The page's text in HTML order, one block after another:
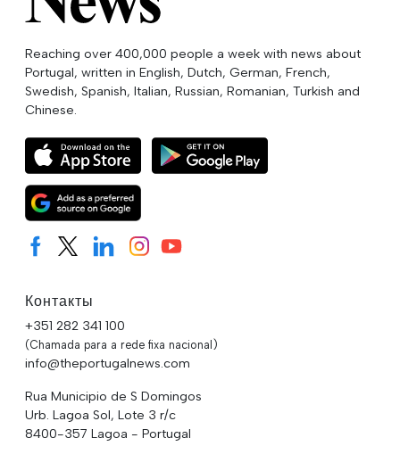
Reaching over 400,000 people a week with news about
Portugal, written in English, Dutch, German, French,
Swedish, Spanish, Italian, Russian, Romanian, Turkish and
Chinese.
Контакты
+351 282 341 100
(Chamada para a rede fixa nacional)
info@theportugalnews.com
Rua Municipio de S Domingos
Urb. Lagoa Sol, Lote 3 r/c
8400-357 Lagoa - Portugal